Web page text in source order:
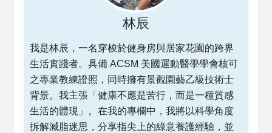
林辰
我是林辰，一名穿梭於健身房與居家花園的跨界
生活實踐者。具備 ACSM 美國運動醫學學會核可
之專業教練證照，同時擁有景觀園藝乙級技術士
背景。我主張「健康不應是苦行，而是一種質感
生活的體現」。在我的專欄中，我將以科學角度
拆解減脂迷思，分享指尖上的綠意養護經驗，並